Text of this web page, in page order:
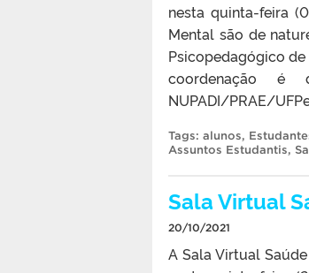
nesta quinta-feira
Mental são de
Psicopedagógico
coordenação é
NUPADI/PRAE/
Tags: alunos,
Assuntos Estudantis,
Sala Virtual
20/10/2021
A Sala Virtual